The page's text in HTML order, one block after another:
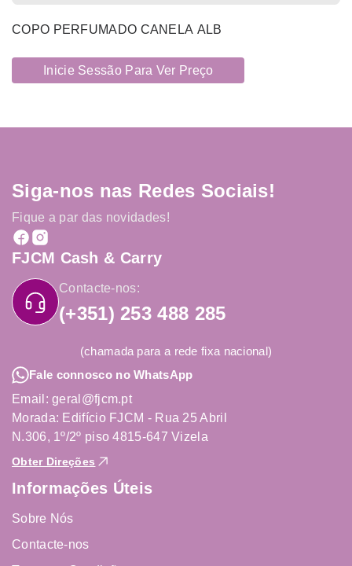
COPO PERFUMADO CANELA ALB
Inicie Sessão Para Ver Preço
Siga-nos nas Redes Sociais!
Fique a par das novidades!
FJCM Cash & Carry
Contacte-nos:
(+351) 253 488 285
(chamada para a rede fixa nacional)
Fale connosco no WhatsApp
Email: geral@fjcm.pt
Morada: Edifício FJCM - Rua 25 Abril
N.306, 1º/2º piso 4815-647 Vizela
Obter Direções
Informações Úteis
Sobre Nós
Contacte-nos